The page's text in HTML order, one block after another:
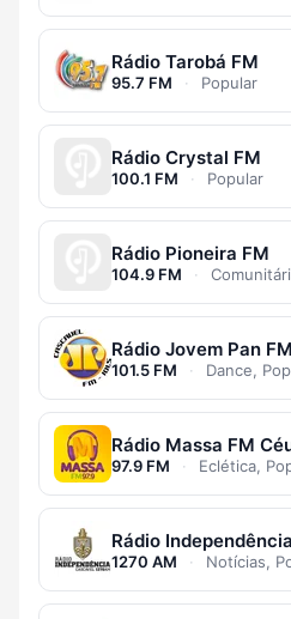
Rádio Tarobá FM
95.7 FM · Popular
Rádio Crystal FM
100.1 FM · Popular
Rádio Pioneira FM
104.9 FM ·
Rádio Jovem Pan
101.5 FM · Dance,
Rádio Massa FM
97.9 FM · Eclética,
Rádio
1270 AM · Notícias,